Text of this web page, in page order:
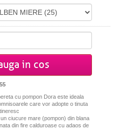
in cos
cu pompon Dora este ideala
care vor adopte o tinuta
ciucure mare (pompon) din blana
din fire calduroase cu adaos de